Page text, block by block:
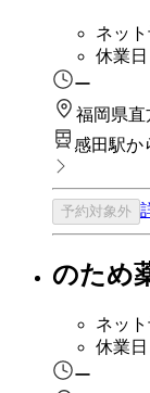
ネッ
休業日
ー
福岡県直
感田駅か
予約対象外
のため
ネッ
休業日
ー